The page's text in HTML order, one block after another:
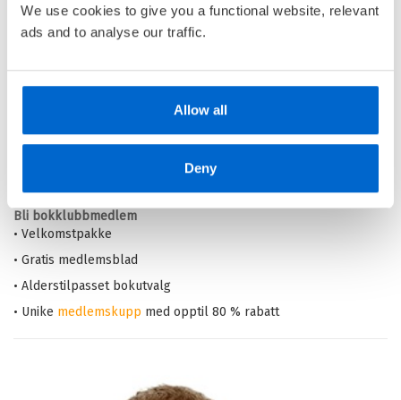
We use cookies to give you a functional website, relevant
ads and to analyse our traffic.
Allow all
Deny
Barnas Egen Bokverden – 100% leselyst!
Din barnebokhandel på nett
• Best på barnebøker
• Alltid lave priser og maks rabatt
• Alltid godetilbudmed knallpriser
Bli bokklubbmedlem
• Velkomstpakke
• Gratis medlemsblad
• Alderstilpasset bokutvalg
• Unike medlemskupp med opptil 80 % rabatt